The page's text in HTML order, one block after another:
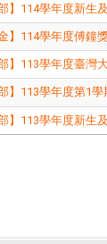
部】114學年度新
金】114學年度傅鐘
部】113學年度臺
】113學年度第1
部】113學年度新